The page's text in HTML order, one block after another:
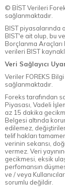
© BİST Verileri
sağlanmaktadır.
BIST piyasalarında
BIST'e ait olup, bu
Borçlanma Araçları
verileri BIST
Veri Sağlayıcı
Veriler FOREKS
sağlanmaktadır.
Foreks tarafından
Piyasası, Vadeli
az 15 dakika
Belgesi altında
edilemez,
telif hakları
verinin sekansı,
vermez. Veri
gecikmesi, eksik
perfomansın
ve / veya
sorumlu değildir.